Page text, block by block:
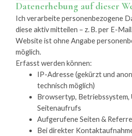
Datenerhebung auf dieser
Ich verarbeite personenbezogene
diese aktiv mitteilen – z. B. per E-
Website ist ohne Angabe
möglich.
Erfasst werden können:
IP-Adresse (gekürzt und
technisch möglich)
Browsertyp, Betriebssystem,
Seitenaufrufs
Aufgerufene Seiten &
Bei direkter